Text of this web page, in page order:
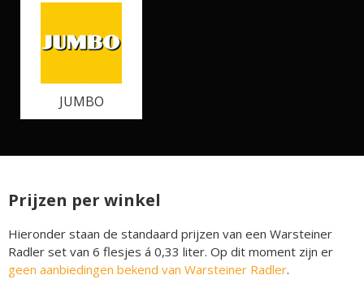
JUMBO
Prijzen per winkel
Hieronder staan de standaard prijzen van een Warsteiner
Radler set van 6 flesjes á 0,33 liter. Op dit moment zijn er
geen aanbiedingen bekend van Warsteiner Radler.